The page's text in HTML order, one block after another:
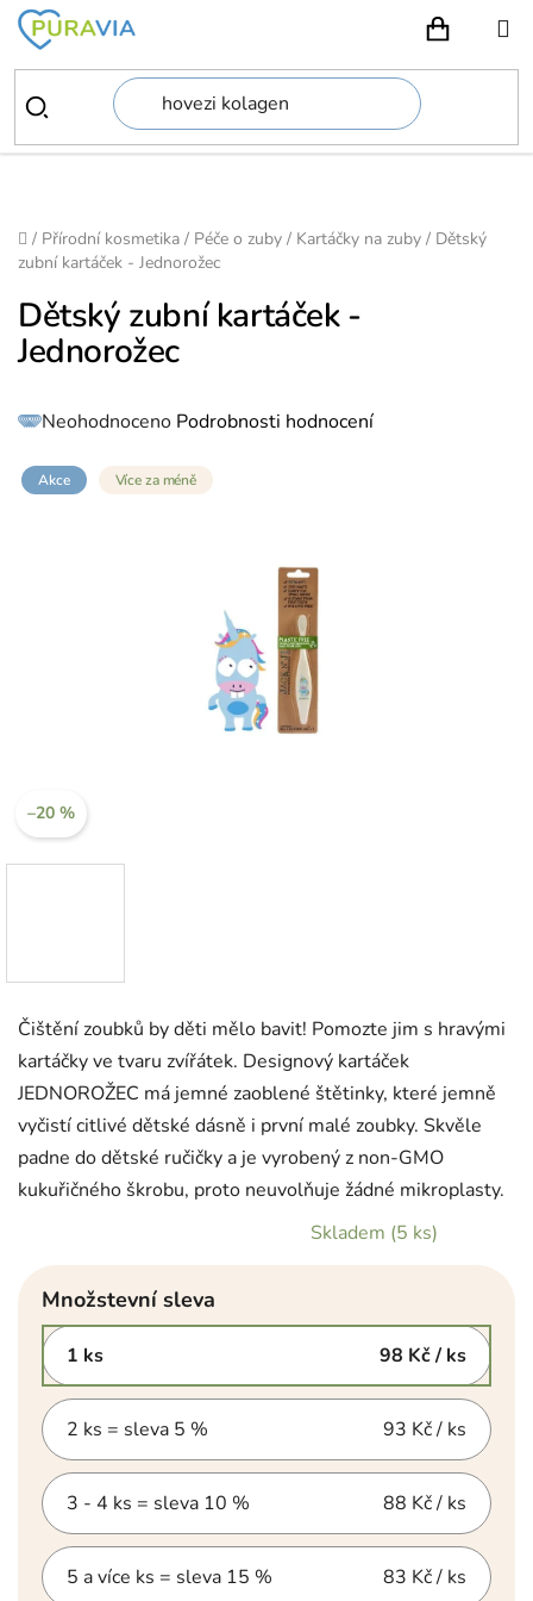
Přejít
obsah
Domů
/ Přírodní kosmetika / Péče o zuby / Kartáčky na zuby / Dětský
zubní kartáček - Jednorožec
Čištění zoubků by děti mělo bavit! Pomozte jim s hravými
kartáčky ve tvaru zvířátek. Designový kartáček
JEDNOROŽEC má jemné zaoblené štětinky, které jemně
vyčistí citlivé dětské dásně i první malé zoubky. Skvěle
padne do dětské ručičky a je vyrobený z non-GMO
kukuřičného škrobu, proto neuvolňuje žádné mikroplasty.
Skladem (5 ks)
Množstevní sleva
1 ks 98 Kč/ ks
2 ks = sleva 5 % 93 Kč/ ks
3 - 4 ks = sleva 10 % 88 Kč/ ks
5 a více ks = sleva 15 % 83 Kč/ ks
Dětský zubní kartáček -
Jednorožec
Průměrné
hodnocení
0,0
5
Neohodnoceno Podrobnosti hodnocení
Akce Více za méně
–20 %